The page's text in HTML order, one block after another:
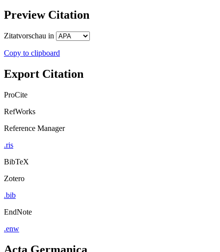
Preview Citation
Zitatvorschau in
Copy to clipboard
Export Citation
ProCite
RefWorks
Reference Manager
.ris
BibTeX
Zotero
.bib
EndNote
.enw
Acta Germanica